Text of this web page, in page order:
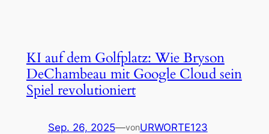
KI auf dem Golfplatz: Wie Bryson
DeChambeau mit Google Cloud sein
Spiel revolutioniert
Sep. 26, 2025—vonURWORTE123